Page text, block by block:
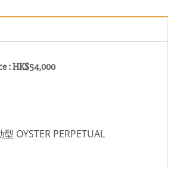
: HK$54,000
OYSTER PERPETUAL